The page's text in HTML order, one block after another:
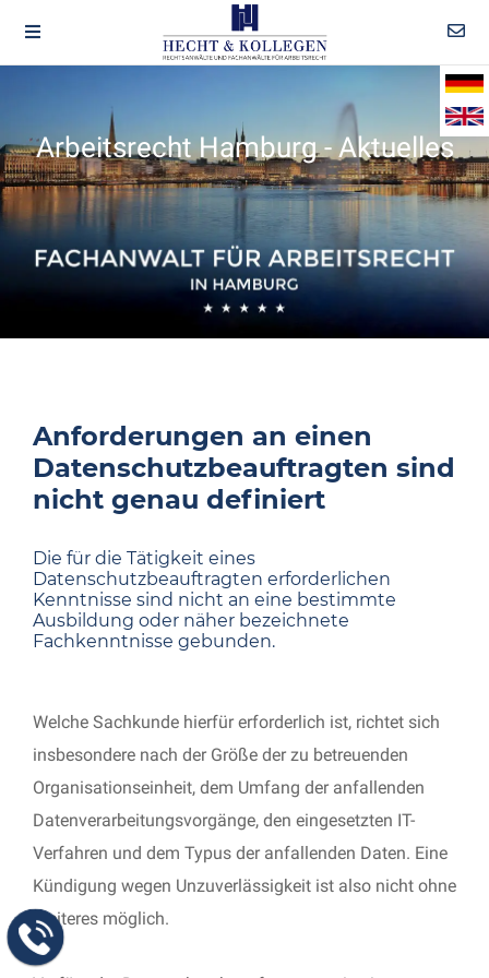
Arbeitsrecht Hamburg - Aktuelles
Anforderungen an einen
Datenschutzbeauftragten sind
nicht genau definiert
Die für die Tätigkeit eines
Datenschutzbeauftragten erforderlichen
Kenntnisse sind nicht an eine bestimmte
Ausbildung oder näher bezeichnete
Fachkenntnisse gebunden.
Welche Sachkunde hierfür erforderlich ist, richtet sich
insbesondere nach der Größe der zu betreuenden
Organisationseinheit, dem Umfang der anfallenden
Datenverarbeitungsvorgänge, den eingesetzten IT-
Verfahren und dem Typus der anfallenden Daten. Eine
Kündigung wegen Unzuverlässigkeit ist also nicht ohne
Weiteres möglich.